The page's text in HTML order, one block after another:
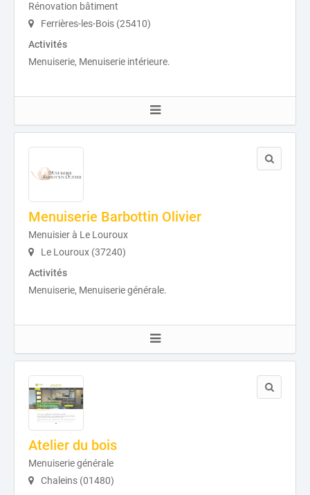
Rénovation bâtiment
Ferrières-les-Bois (25410)
Activités
Menuiserie, Menuiserie intérieure.
Menuiserie Barbottin Olivier
Menuisier à Le Louroux
Le Louroux (37240)
Activités
Menuiserie, Menuiserie générale.
Atelier du bois
Menuiserie générale
Chaleins (01480)